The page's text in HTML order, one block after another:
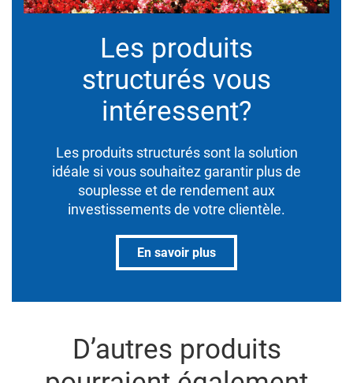
Les produits
structurés vous
intéressent?
Les produits structurés sont la solution
idéale si vous souhaitez garantir plus de
souplesse et de rendement aux
investissements de votre clientèle.
En savoir plus
D’autres produits